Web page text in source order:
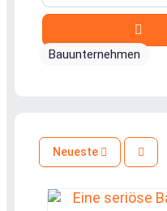
Bauunternehmen
Neueste